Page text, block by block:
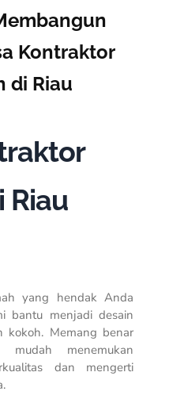
Kontraktor
di Riau
Riau
yang hendak Anda
bantu menjadi desain
kokoh. Memang benar
menemukan
dan mengerti